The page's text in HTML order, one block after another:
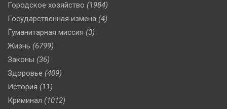
Городское хозяйство (1984)
Государственная измена (4)
Гуманитарная миссия (3)
Жизнь (6799)
Законы (36)
Здоровье (409)
История (11)
Криминал (1012)